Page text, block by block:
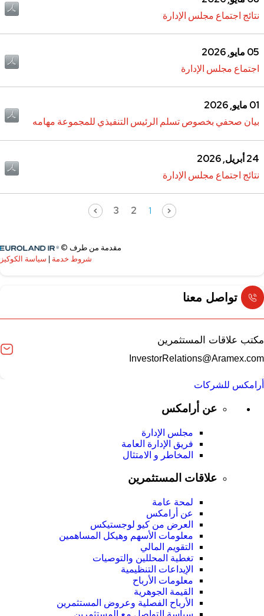
تواصل معنا
مكتب علاقات المستثمرين
InvestorRelations@Aramex.com
أرامكس للشركات
عن أرامكس
مجلس الإدارة
فريق الإدارة العامة
المخاطر و الامتثال
علاقات المستثمرين
لمحة عامة
عن أرامكس
العرض من كيو لوجستيكس
معلومات الأسهم وهيكل المساهمين
التقويم المالي
تغطية المحللين والتوصيات
الإيداعات التنظيمية
معلومات الأرباح
القيمة الجوهرية
الأرباح الفصلية وعروض المستثمرين
سياسة التواصل مع المستثمرين